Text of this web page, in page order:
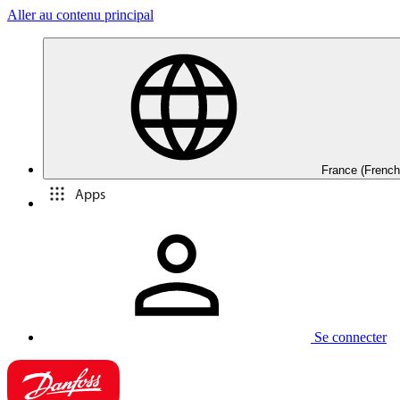
Aller au contenu principal
France
Apps
Se connecter